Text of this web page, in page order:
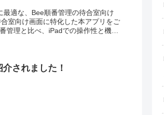
適な、Bee順番管理の待合室向け
室向け画面に特化した本アプリをご
管理と比べ、iPadでの操作性と機能
されました！